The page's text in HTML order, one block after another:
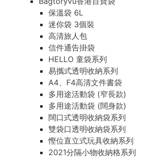
保溫袋 6L
迷你袋 3個裝
高清旅人包
信件通告掛袋
HELLO 童袋系列
易攜式透明收納系列
A4、F4高清文件書袋
多用途活動袋 (窄長款)
多用途活動袋 (闊身款)
闊口式透明收納袋系列
雙袋口透明收納袋系列
慳位直立式玩具收納系列
2021分隔小物收納格系列
保溫袋 6L
迷你袋 3個裝
高清旅人包
信件通告掛袋
HELLO 童袋系列
易攜式透明收納系列
A4、F4高清文件書袋
多用途活動袋 (窄長款)
多用途活動袋 (闊身款)
闊口式透明收納袋系列
雙袋口透明收納袋系列
慳位直立式玩具收納系列
2021分隔小物收納格系列